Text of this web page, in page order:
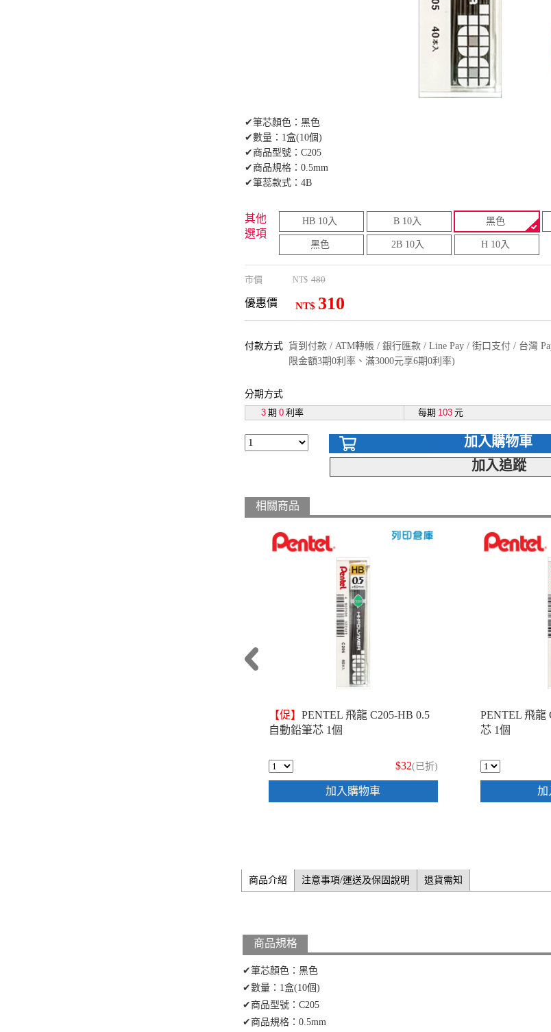
✔筆芯顏色：黑色
✔數量：1盒(10個)
✔商品型號：C205
✔商品規格：0.5mm
✔筆蕊款式：4B
其他
選項
HB 10入 B 10入 黑色
黑色 2B 10入 H 10入
市價 NT$ 480
優惠價 NT$ 310
付款方式 貨到付款 / ATM轉帳 / 銀行匯款 / Line Pay / 街口支付 / 台灣
限金額3期0利率、滿3000元享6期0利率)
分期方式
3 期 0 利率 每期 103 元
加入購物車
加入追蹤
相關商品
【促】 PENTEL 飛龍 C205-HB 0.5
自動鉛筆芯 1個
$32(已折)
加入購物車
PENTEL 飛龍
芯 1個
加
商品介紹 注意事項/運送及保固說明 退貨需知
商品規格
✔筆芯顏色：黑色
✔數量：1盒(10個)
✔商品型號：C205
✔商品規格：0.5mm